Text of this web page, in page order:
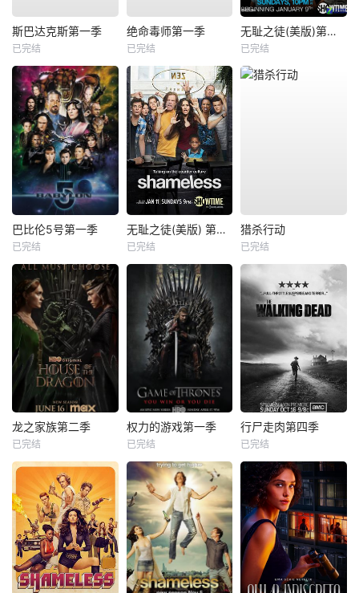
斯巴达克斯第一季
已完结
绝命毒师第一季
已完结
无耻之徒(美版)第一季
已完结
巴比伦5号第一季
已完结
无耻之徒(美版) 第五季
已完结
猎杀行动
已完结
龙之家族第二季
已完结
权力的游戏第一季
已完结
行尸走肉第四季
已完结